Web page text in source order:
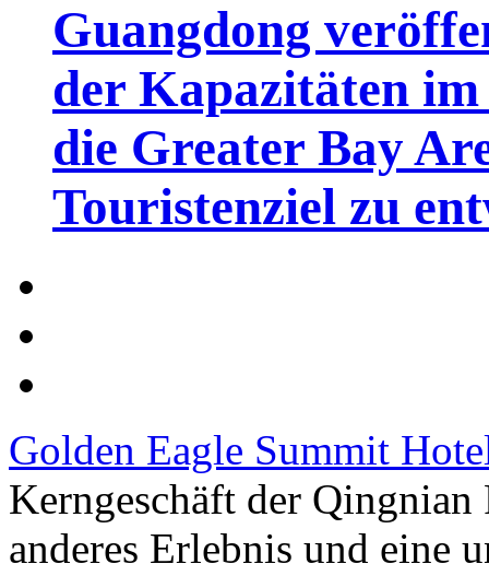
Guangdong
der Kapazitäten
die Greater Bay
Touristenziel zu
Golden Eagle Summit
Kerngeschäft der
anderes Erlebnis und eine